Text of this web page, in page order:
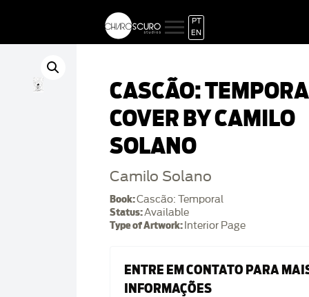
PT
EN
CASCÃO:
COVER BY CAMILO
SOLANO
Camilo Solano
Book:Cascão: Temporal
Status:Available
Type of Artwork: Interior Page
ENTRE EM CONTATO PARA
INFORMAÇÕES